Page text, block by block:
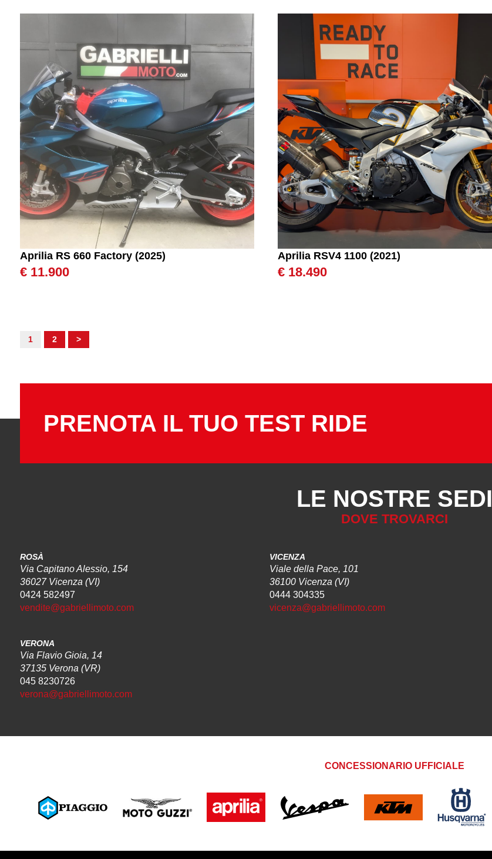
Aprilia RS 660 Factory (2025)
€ 11.900
Aprilia RSV4 1100 (2021)
€ 18.490
1 2 >
PRENOTA IL TUO TEST RIDE
LE NOSTRE SEDI
DOVE TROVARCI
ROSÀ
Via Capitano Alessio, 154
36027 Vicenza (VI)
0424 582497
vendite@gabriellimoto.com
VICENZA
Viale della Pace, 101
36100 Vicenza (VI)
0444 304335
vicenza@gabriellimoto.com
VERONA
Via Flavio Gioia, 14
37135 Verona (VR)
045 8230726
verona@gabriellimoto.com
CONCESSIONARIO UFFICIALE